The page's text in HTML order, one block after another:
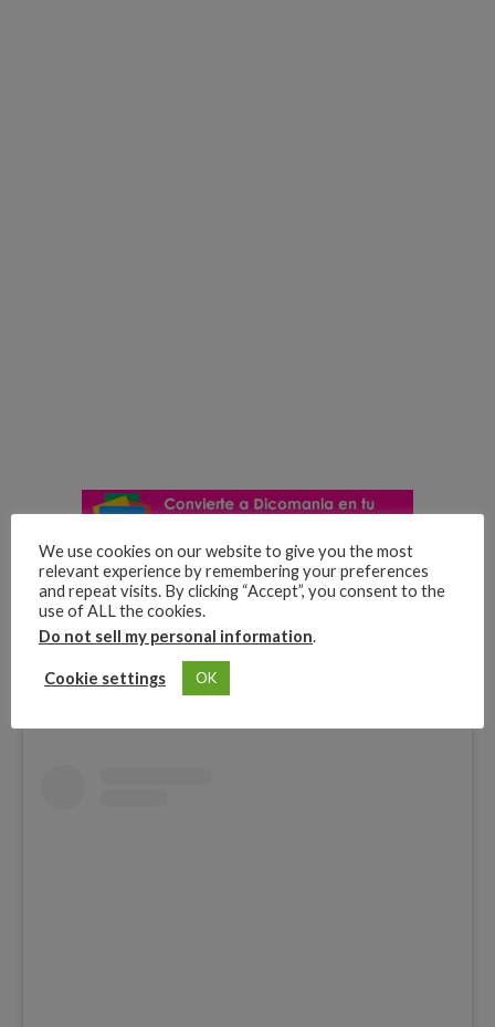
“Gracias por permitirme brillar sin egoísmo y con tanta
humildad, entre más pequeño te muestres más grande
eres. ¡Grande eres! @jlo Latino Gang”.
We use cookies on our website to give you the most
relevant experience by remembering your preferences
and repeat visits. By clicking “Accept”, you consent to the
use of ALL the cookies.
Do not sell my personal information.
Cookie settings OK